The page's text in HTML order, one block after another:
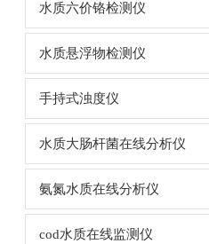
水质六价铬检测仪
水质悬浮物检测仪
手持式浊度仪
水质大肠杆菌在线分析仪
氨氮水质在线分析仪
cod水质在线监测仪